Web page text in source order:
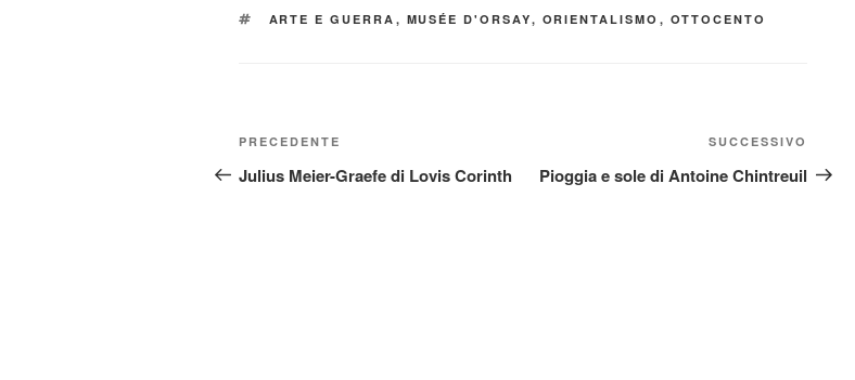
TAG
ARTE E GUERRA , MUSÉE D'ORSAY, ORIENTALISMO , OTTOCENTO
Navigazione
articoli
Articolo
precedente:
PRECEDENTE
Julius Meier-Graefe di Lovis Corinth
SUCCESSIVO
Pioggia e sole di Antoine Chintreuil